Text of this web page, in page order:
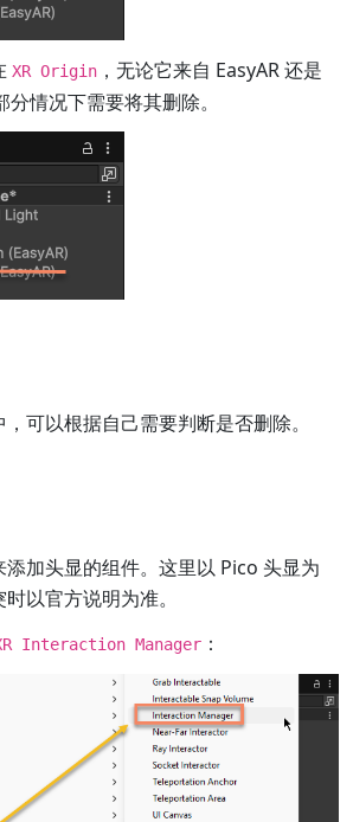
XR Origin ，无论它来自 EasyAR 还是
情况下需要将其删除。
可以根据自己需要判断是否删除。
加头显的组件。这里以 Pico 头显为
以官方说明为准。
Interaction Manager ：